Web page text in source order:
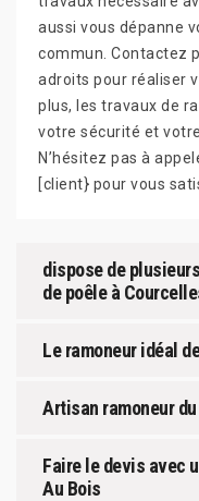
aussi vous dépanne
commun. Contactez
adroits pour réaliser
plus, les travaux de
votre sécurité et
N’hésitez pas à
[client} pour vous
dispose de
de poêle à
Le ramoneur idéal
Artisan ramoneur
Faire le devis avec
Au Bois